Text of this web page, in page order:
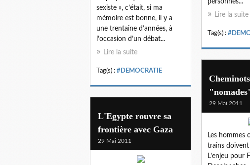
sexiste », c’était, si ma
mémoire est bonne, il y a
une trentaine d’années, à
l’occasion d’un débat...
Lire la suite
Tag(s) : #DEMOCRATIE
personnes...
Lire la suite
Tag(s) :
Cheminots
29 Mai 2011
Les hommes
trains doivent
L’enjeu pour
L'Egypte rouvre sa
frontière avec Gaza
29 Mai 2011